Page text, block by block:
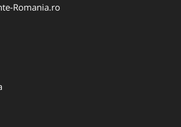
Romania.ro